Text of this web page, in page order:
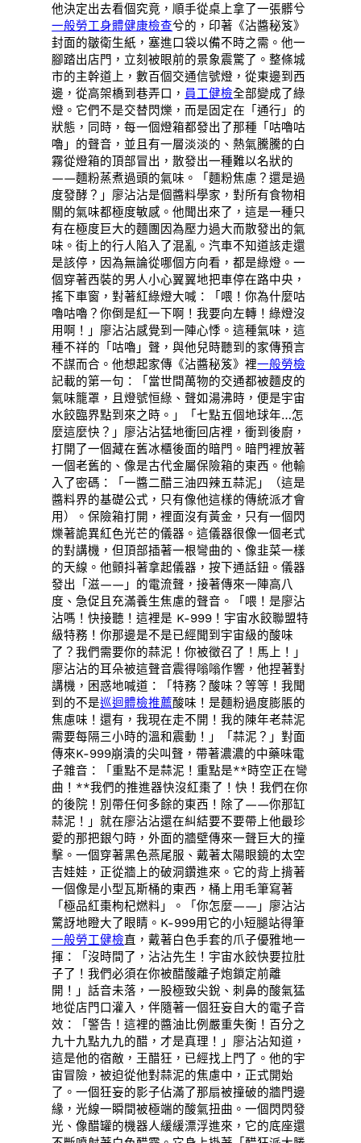
他決定出去看個究竟，順手從桌上拿了一張髒兮
一般勞工身體健康檢查兮的，印著《沾醬秘笈》
封面的皺衛生紙，塞進口袋以備不時之需。他一
腳踏出店門，立刻被眼前的景象震驚了。整條城
市的主幹道上，數百個交通信號燈，從東邊到西
邊，從高架橋到巷弄口， 員工健檢全部變成了綠
燈。它們不是交替閃爍，而是固定在「通行」的
狀態，同時，每一個燈箱都發出了那種「咕嚕咕
嚕」的聲音，並且有一層淡淡的、熱氣騰騰的白
霧從燈箱的頂部冒出，散發出一種難以名狀的
——麵粉蒸煮過頭的氣味。「麵粉焦慮？還是過
度發酵？」廖沾沾是個醬料學家，對所有食物相
關的氣味都極度敏感。他聞出來了，這是一種只
有在極度巨大的麵團因為壓力過大而散發出的氣
味。街上的行人陷入了混亂。汽車不知道該走還
是該停，因為無論從哪個方向看，都是綠燈。一
個穿著西裝的男人小心翼翼地把車停在路中央，
搖下車窗，對著紅綠燈大喊：「喂！你為什麼咕
嚕咕嚕？你倒是紅一下啊！我要向左轉！綠燈沒
用啊！」廖沾沾感覺到一陣心悸。這種氣味，這
種不祥的「咕嚕」聲，與他兒時聽到的家傳預言
不謀而合。他想起家傳《沾醬秘笈》裡一般勞檢
記載的第一句：「當世間萬物的交通都被麵皮的
氣味籠罩，且燈號恒綠、聲如湯沸時，便是宇宙
水餃臨界點到來之時。」「七點五個地球年…怎
麼這麼快？」廖沾沾猛地衝回店裡，衝到後廚，
打開了一個藏在舊冰櫃後面的暗門。暗門裡放著
一個老舊的、像是古代金屬保險箱的東西。他輸
入了密碼：「一醬二醋三油四辣五蒜泥」（這是
醬料界的基礎公式，只有像他這樣的傳統派才會
用）。保險箱打開，裡面沒有黃金，只有一個閃
爍著詭異紅色光芒的儀器。這儀器很像一個老式
的對講機，但頂部插著一根彎曲的、像韭菜一樣
的天線。他顫抖著拿起儀器，按下通話鈕。儀器
發出「滋——」的電流聲，接著傳來一陣高八
度、急促且充滿養生焦慮的聲音。「喂！是廖沾
沾嗎！快接聽！這裡是 K-999！宇宙水餃聯盟特
級特務！你那邊是不是已經聞到宇宙級的酸味
了？我們需要你的蒜泥！你被徵召了！馬上！」
廖沾沾的耳朵被這聲音震得嗡嗡作響，他捏著對
講機，困惑地喊道：「特務？酸味？等等！我聞
到的不是巡迴體檢推薦酸味！是麵粉過度膨脹的
焦慮味！還有，我現在走不開！我的陳年老蒜泥
需要每隔三小時的溫和震動！」「蒜泥？」對面
傳來K-999崩潰的尖叫聲，帶著濃濃的中藥味電
子雜音：「重點不是蒜泥！重點是**時空正在彎
曲！**我們的推進器快沒紅棗了！快！我們在你
的後院！別帶任何多餘的東西！除了——你那缸
蒜泥！」就在廖沾沾還在糾結要不要帶上他最珍
愛的那把銀勺時，外面的牆壁傳來一聲巨大的撞
擊。一個穿著黑色燕尾服、戴著太陽眼鏡的太空
吉娃娃，正從牆上的破洞鑽進來。它的背上揹著
一個像是小型瓦斯桶的東西，桶上用毛筆寫著
「極品紅棗枸杞燃料」。「你怎麼——」廖沾沾
驚訝地瞪大了眼睛。K-999用它的小短腿站得筆
一般勞工健檢直，戴著白色手套的爪子優雅地一
揮：「沒時間了，沾沾先生！宇宙水餃快要拉肚
子了！我們必須在你被醋酸離子炮鎖定前離
開！」話音未落，一股極致尖銳、刺鼻的酸氣猛
地從店門口灌入，伴隨著一個狂妄自大的電子音
效：「警告！這裡的醬油比例嚴重失衡！百分之
九十九點九九的醋，才是真理！」廖沾沾知道，
這是他的宿敵，王醋狂，已經找上門了。他的宇
宙冒險，被迫從他對蒜泥的焦慮中，正式開始
了。一個狂妄的影子佔滿了那扇被撞破的牆門邊
緣，光線一瞬間被極端的酸氣扭曲。一個閃閃發
光、像醋罐的機器人緩緩漂浮進來，它的底座還